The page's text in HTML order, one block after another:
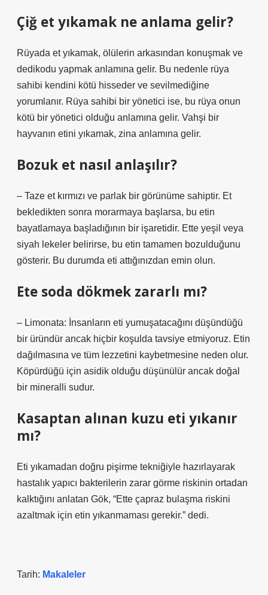
Çiğ et yıkamak ne anlama gelir?
Rüyada et yıkamak, ölülerin arkasından konuşmak ve
dedikodu yapmak anlamına gelir. Bu nedenle rüya
sahibi kendini kötü hisseder ve sevilmediğine
yorumlanır. Rüya sahibi bir yönetici ise, bu rüya onun
kötü bir yönetici olduğu anlamına gelir. Vahşi bir
hayvanın etini yıkamak, zina anlamına gelir.
Bozuk et nasıl anlaşılır?
– Taze et kırmızı ve parlak bir görünüme sahiptir. Et
bekledikten sonra morarmaya başlarsa, bu etin
bayatlamaya başladığının bir işaretidir. Ette yeşil veya
siyah lekeler belirirse, bu etin tamamen bozulduğunu
gösterir. Bu durumda eti attığınızdan emin olun.
Ete soda dökmek zararlı mı?
– Limonata: İnsanların eti yumuşatacağını düşündüğü
bir üründür ancak hiçbir koşulda tavsiye etmiyoruz. Etin
dağılmasına ve tüm lezzetini kaybetmesine neden olur.
Köpürdüğü için asidik olduğu düşünülür ancak doğal
bir mineralli sudur.
Kasaptan alınan kuzu eti yıkanır
mı?
Eti yıkamadan doğru pişirme tekniğiyle hazırlayarak
hastalık yapıcı bakterilerin zarar görme riskinin ortadan
kalktığını anlatan Gök, “Ette çapraz bulaşma riskini
azaltmak için etin yıkanmaması gerekir.” dedi.
Tarih: Makaleler